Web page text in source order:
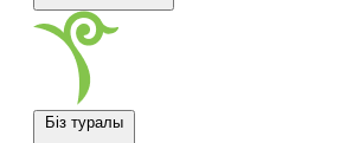
Біз туралы